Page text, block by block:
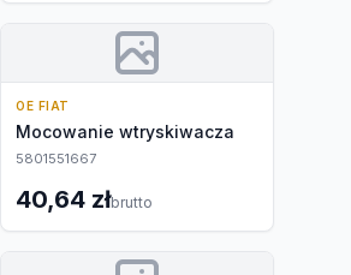
OE FIAT
Mocowanie wtryskiwacza
5801551667
40,64 złbrutto